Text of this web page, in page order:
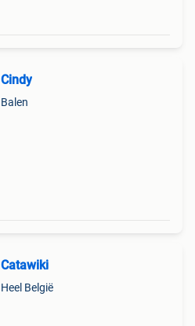
Cindy
Balen
Catawiki
Heel België